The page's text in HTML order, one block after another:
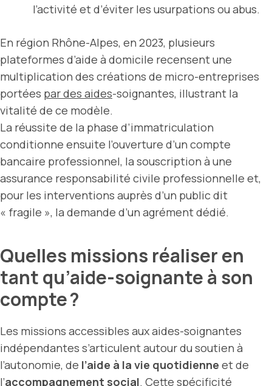
l’activité et d’éviter les usurpations ou abus.
En région Rhône-Alpes, en 2023, plusieurs
plateformes d’aide à domicile recensent une
multiplication des créations de micro-entreprises
portées par des aides-soignantes, illustrant la
vitalité de ce modèle.
La réussite de la phase d’immatriculation
conditionne ensuite l’ouverture d’un compte
bancaire professionnel, la souscription à une
assurance responsabilité civile professionnelle et,
pour les interventions auprès d’un public dit
« fragile », la demande d’un agrément dédié.
Quelles missions réaliser en
tant qu’aide-soignante à son
compte ?
Les missions accessibles aux aides-soignantes
indépendantes s’articulent autour du soutien à
l’autonomie, de l’aide à la vie quotidienne et de
l’accompagnement social. Cette spécificité